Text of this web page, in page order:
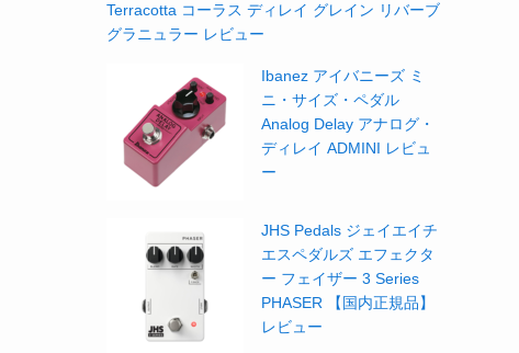
Terracotta コーラス ディレイ グレイン リバーブ
グラニュラー レビュー
Ibanez アイバニーズ ミ
ニ・サイズ・ペダル
Analog Delay アナログ・
ディレイ ADMINI レビュ
ー
JHS Pedals ジェイエイチ
エスペダルズ エフェクタ
ー フェイザー 3 Series
PHASER 【国内正規品】
レビュー